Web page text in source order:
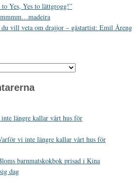
Yes, Yes to lättgrogg!”
vill veta om drajjor – gästartist: Emil Åreng
längre kallar vårt hus för
vi inte längre kallar vårt hus för
barnmatskokbok prisad i Kina
dag